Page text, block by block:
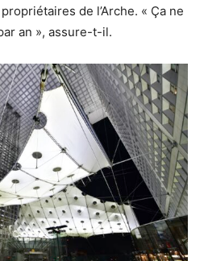
de l’Arche. « Ça ne
an », assure-t-il.